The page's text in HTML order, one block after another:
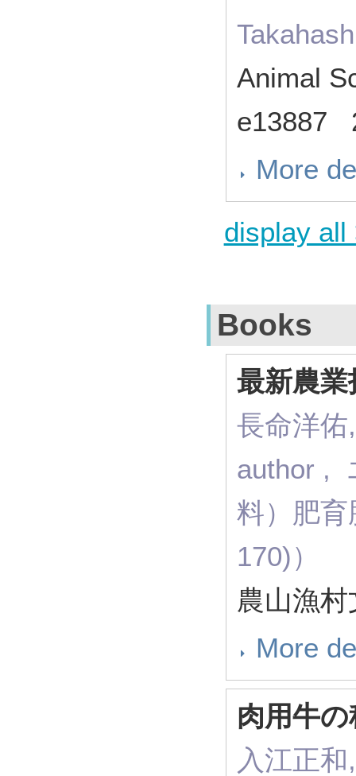
Animal
e13887
More
display all
Books
最新農
長命洋
author ,
料）肥
170)）
農山漁
More
肉用牛の
入江正